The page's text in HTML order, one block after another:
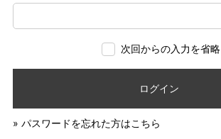
次回からの入力を省略
ログイン
» パスワードを忘れた方はこちら